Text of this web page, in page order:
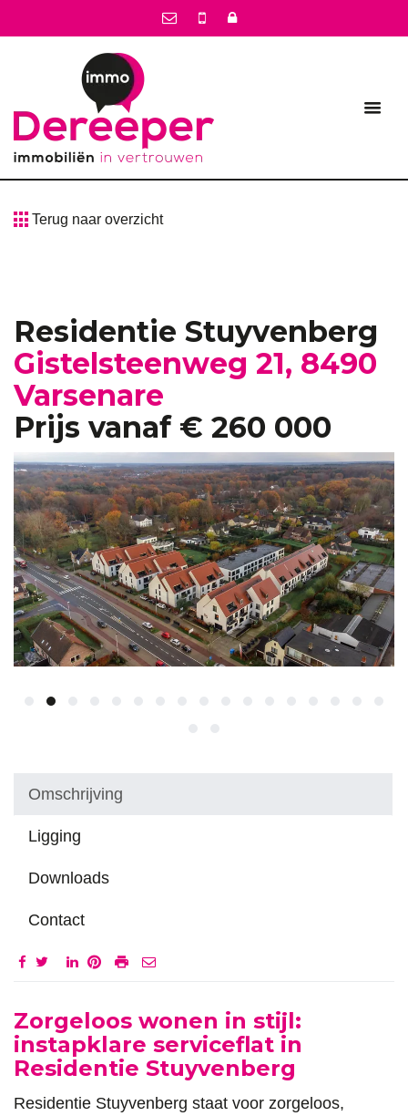
Terug naar overzicht
Residentie Stuyvenberg
Gistelsteenweg 21, 8490
Varsenare
Prijs vanaf € 260 000
Omschrijving
Ligging
Downloads
Contact
Omschrijving
Zorgeloos wonen in stijl:
instapklare serviceflat in
Residentie Stuyvenberg
Residentie Stuyvenberg staat voor zorgeloos,